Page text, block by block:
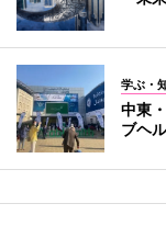
学ぶ・
中東
ブヘ